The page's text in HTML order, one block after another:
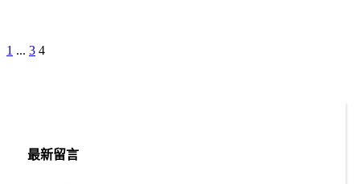
文
Previous
Page
1 ... Page
3 Page
4
最新留言